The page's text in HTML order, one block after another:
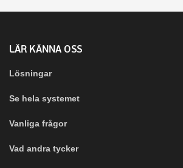
LÄR KÄNNA OSS
Lösningar
Se hela systemet
Vanliga frågor
Vad andra tycker